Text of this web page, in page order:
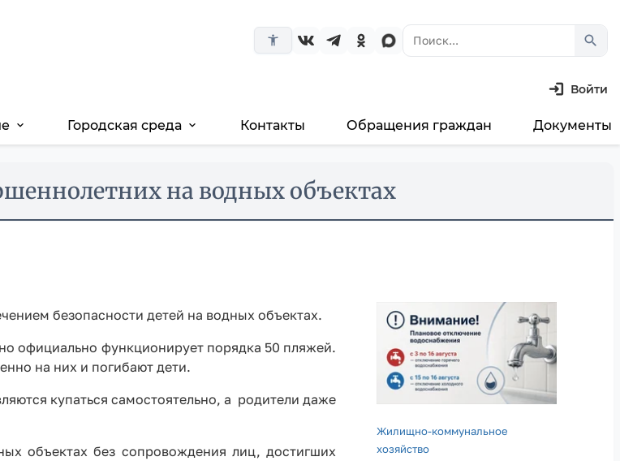
accessibility_new search
Войти
expand_more Городская среда expand_more Контакты Обращения граждан Документы
на водных объектах
безопасности детей на водных объектах.
официально функционирует порядка 50 пляжей.
на них и погибают дети.
купаться самостоятельно, а родители даже
объектах без сопровождения лиц, достигших
Жилищно-коммунальное
хозяйство